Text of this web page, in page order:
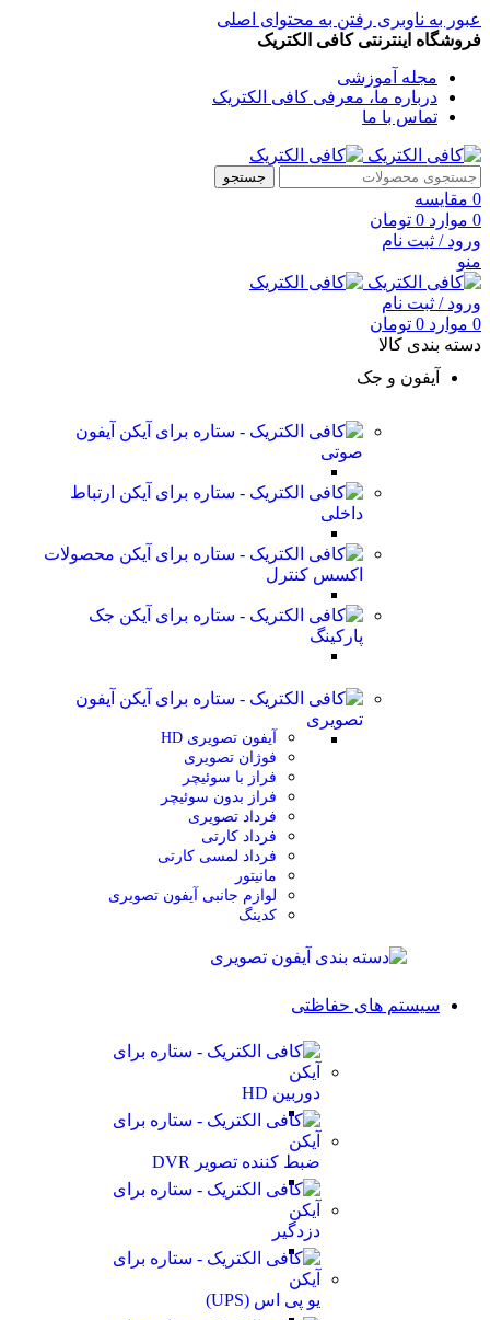
عبور به ناوبری رفتن به محتوای اصلی
فروشگاه اینترنتی کافی الکتریک
مجله آموزشی
درباره ما، معرفی کافی الکتریک
تماس با ما
جستجو
0 مقایسه
0 موارد 0 تومان
ورود / ثبت نام
منو
ورود / ثبت نام
0 موارد 0 تومان
دسته بندی کالا
آیفون و جک
آیفون
صوتی
ارتباط
داخلی
محصولات
اکسس کنترل
جک
پارکینگ
آیفون
تصویری
آیفون تصویری HD
فوژان تصویری
فراز با سوئیچر
فراز بدون سوئیچر
فرداد تصویری
فرداد کارتی
فرداد لمسی کارتی
مانیتور
لوازم جانبی آیفون تصویری
کدینگ
سیستم های حفاظتی
دوربین HD
ضبط کننده تصویر DVR
دزدگیر
یو پی اس (UPS)